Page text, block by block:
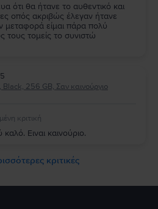
ότι θα ήτανε το αυθεντικό και
οπός ακριβώς έλεγαν ήτανε
είμαι πάρα πολύ
τους τομείς το συνιστώ
256 GB, Σαν καινούργιο
κριτική
Ειναι καινούριο.
κριτικές